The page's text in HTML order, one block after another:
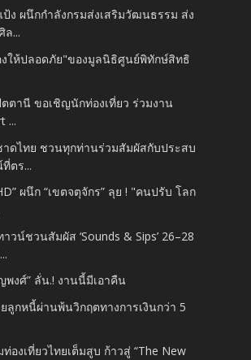
ง ผนึกกำลังกรมส่งเสริมวัฒนธรรม ส่ง
ล...
ให้ปลอดภัย"ของมูลนิธิศูนย์พิทักษ์สิทธิ
ตานี ขอเชิญนักท่องเที่ยว ร่วมงาน
...
าดไทย ชวนทุกท่านร่วมสัมผัสกับประสบ
ตร...
ผนึก “เขตจตุจักร” ลุย ! "คนปรับ โลก
วน์ชวนสัมผัส ‘Sounds & Sips’ 26–28
พงศ์” ลั่น.! งานนี้มีเอาคืน
ลูกหนี้ผ่านพ้นวิกฤตทางการเงินกว่า 5
องเที่ยวไทยเต็มสูบ ก้าวสู่ “The New